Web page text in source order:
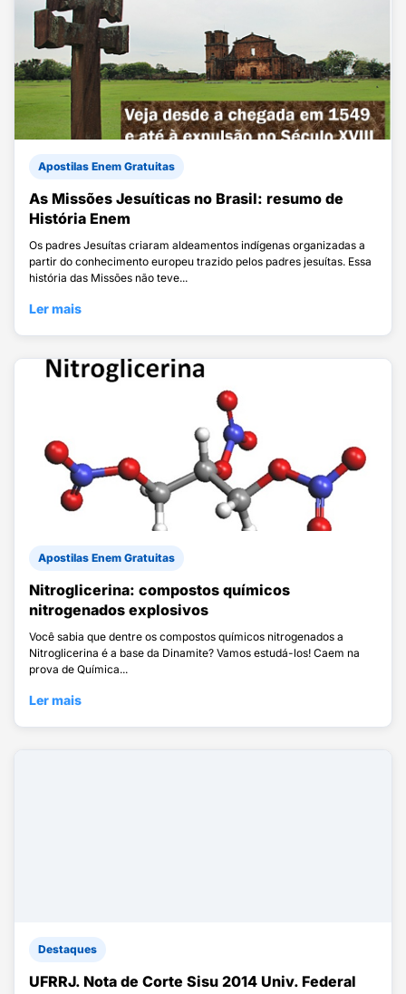
Apostilas Enem Gratuitas
As Missões Jesuíticas no Brasil: resumo de
História Enem
Os padres Jesuítas criaram aldeamentos indígenas organizadas a
partir do conhecimento europeu trazido pelos padres jesuítas. Essa
história das Missões não teve...
Ler mais
Apostilas Enem Gratuitas
Nitroglicerina: compostos químicos
nitrogenados explosivos
Você sabia que dentre os compostos químicos nitrogenados a
Nitroglicerina é a base da Dinamite? Vamos estudá-los! Caem na
prova de Química...
Ler mais
Destaques
UFRRJ. Nota de Corte Sisu 2014 Univ. Federal